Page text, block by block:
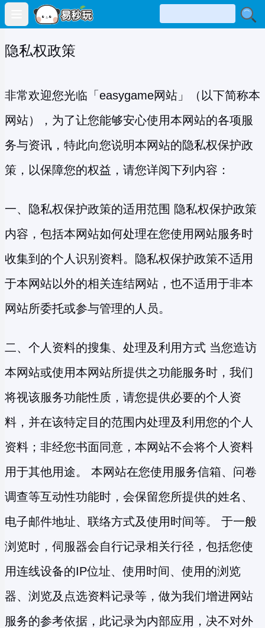
Open main menu
隐私权政策
非常欢迎您光临「easygame网站」（以下简称本
网站），为了让您能够安心使用本网站的各项服
务与资讯，特此向您说明本网站的隐私权保护政
策，以保障您的权益，请您详阅下列内容：
一、隐私权保护政策的适用范围 隐私权保护政策
内容，包括本网站如何处理在您使用网站服务时
收集到的个人识别资料。隐私权保护政策不适用
于本网站以外的相关连结网站，也不适用于非本
网站所委托或参与管理的人员。
二、个人资料的搜集、处理及利用方式 当您造访
本网站或使用本网站所提供之功能服务时，我们
将视该服务功能性质，请您提供必要的个人资
料，并在该特定目的范围内处理及利用您的个人
资料；非经您书面同意，本网站不会将个人资料
用于其他用途。 本网站在您使用服务信箱、问卷
调查等互动性功能时，会保留您所提供的姓名、
电子邮件地址、联络方式及使用时间等。 于一般
浏览时，伺服器会自行记录相关行径，包括您使
用连线设备的IP位址、使用时间、使用的浏览
器、浏览及点选资料记录等，做为我们增进网站
服务的参考依据，此记录为内部应用，决不对外